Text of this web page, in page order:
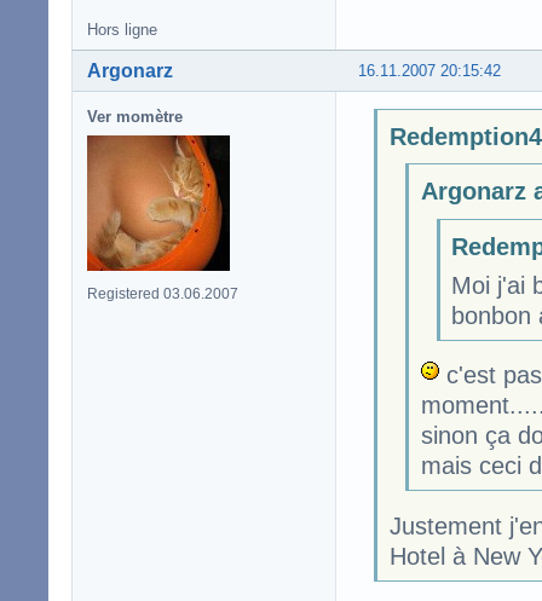
Hors ligne
16.11.2007 20:15:42
Argonarz
Ver momètre
Registered 03.06.2007
Argonarz
Moi j'ai
bonbon
c'est pas
sinon ça
mais ceci
Justement
Hotel à New